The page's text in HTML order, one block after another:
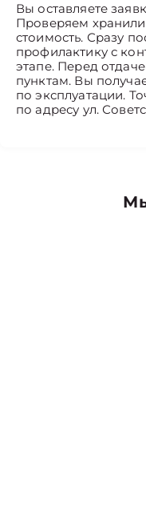
Вы оставляете
Проверяем
стоимость. Сразу
профилактику с
этапе. Перед
пунктам. Вы
по эксплуатации.
по адресу ул.